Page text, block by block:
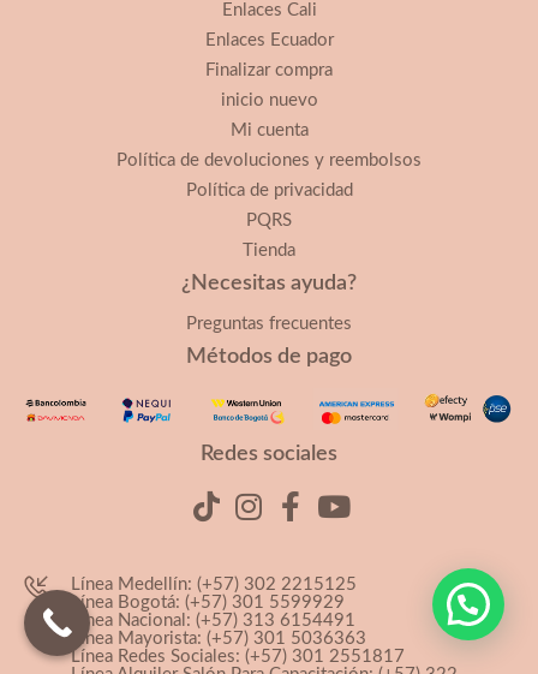
Enlaces Cali
Enlaces Ecuador
Finalizar compra
inicio nuevo
Mi cuenta
Política de devoluciones y reembolsos
Política de privacidad
PQRS
Tienda
¿Necesitas ayuda?
Preguntas frecuentes
Métodos de pago
Redes sociales
Línea Medellín: (+57) 302 2215125
Línea Bogotá: (+57) 301 5599929
Línea Nacional: (+57) 313 6154491
Línea Mayorista: (+57) 301 5036363
Línea Redes Sociales: (+57) 301 2551817